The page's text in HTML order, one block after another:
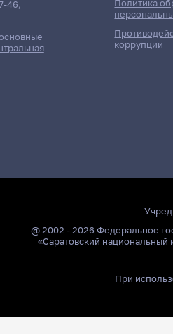
46,
Политика
коррупции
@ 2002 - 2026 Федеральное
«Саратовский национальный
При